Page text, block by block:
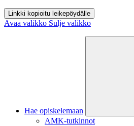
Linkki kopioitu leikepöydälle
Avaa valikko Sulje valikko
Hae opiskelemaan
AMK-tutkinnot